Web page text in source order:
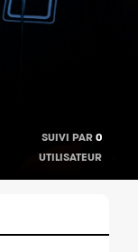
SUIVI PAR 0
UTILISATEUR